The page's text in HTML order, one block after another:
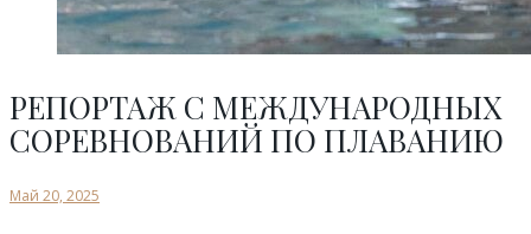
РЕПОРТАЖ С МЕЖДУНАРОДНЫХ
СОРЕВНОВАНИЙ ПО ПЛАВАНИЮ
Май 20, 2025